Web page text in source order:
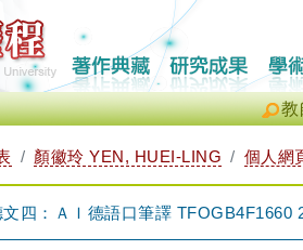
教
顏徽玲 YEN, HUEI-LING 個人網
四：ＡＩ德語口筆譯 TFOGB4F1660